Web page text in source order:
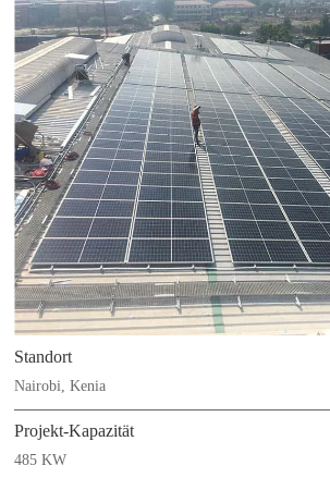
Standort
Nairobi, Kenia
Projekt-Kapazität
485 KW